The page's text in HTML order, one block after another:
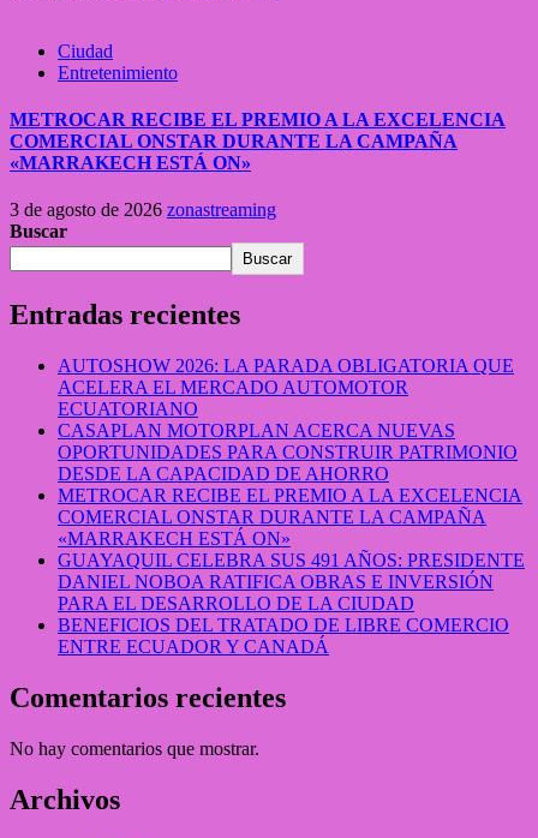
Ciudad
Entretenimiento
METROCAR RECIBE EL PREMIO A LA EXCELENCIA
COMERCIAL ONSTAR DURANTE LA CAMPAÑA
«MARRAKECH ESTÁ ON»
3 de agosto de 2026 zonastreaming
Buscar
Buscar
Entradas recientes
AUTOSHOW 2026: LA PARADA OBLIGATORIA QUE
ACELERA EL MERCADO AUTOMOTOR
ECUATORIANO
CASAPLAN MOTORPLAN ACERCA NUEVAS
OPORTUNIDADES PARA CONSTRUIR PATRIMONIO
DESDE LA CAPACIDAD DE AHORRO
METROCAR RECIBE EL PREMIO A LA EXCELENCIA
COMERCIAL ONSTAR DURANTE LA CAMPAÑA
«MARRAKECH ESTÁ ON»
GUAYAQUIL CELEBRA SUS 491 AÑOS: PRESIDENTE
DANIEL NOBOA RATIFICA OBRAS E INVERSIÓN
PARA EL DESARROLLO DE LA CIUDAD
BENEFICIOS DEL TRATADO DE LIBRE COMERCIO
ENTRE ECUADOR Y CANADÁ
Comentarios recientes
No hay comentarios que mostrar.
Archivos